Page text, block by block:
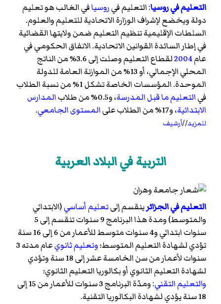
التعليم في روسيا: التعليم فيروسيافي الغالب هو تعليم
دولة ويخضع لإشراف الوزارة الاتحادية للتعليم والعلوم.
السلطات الإقليمية تنظيم التعليم ضمن ولايتها القضائية
في إطار السائدة القوانين الاتحادية. الانفاق الحكومي في
عام2004
لقطاع التعليم وصلت إلى 3.6% من الناتج
المحلي الإجمالي، أو 13% من الموازنة العامة للدولة
الموحدة. المؤسسات الخاصة تشكل 1% من نسبة الطلاب
فيالتعليم ما قبل المدرسة، و0.5% من طلاب
المدارس
الابتدائية، و17% من الطلاب على المستوى الجامعي.
للمزيد//أرشيف
التربية في البلاد العربية
التعليم في الجزائرينقسم إلىتعليم أساسي(الابتدائي
والمتوسط) ومدة هذا البرنامج 9 سنوات تنقسم إلى 5
سنوات ابتدائي و4 سنوات متوسط للأعمار من 6 إلى 16 سنة
تؤدي لشهادة التعليم المتوسط؛وتعليم ثانوي
عام مدته 3
سنوات لأعمار من سن الخامسة عشر إلى 18 سنة وتؤدي
لشهادة التعليم الثانوي أو بكالوريا التعليم الثانوي؛
والتعليم التقني
: ومدّة البرنامج 3 سنوات للأعمار من 15 إلى
18 سنة يؤدي لشهادة البكالوريا التقنية.